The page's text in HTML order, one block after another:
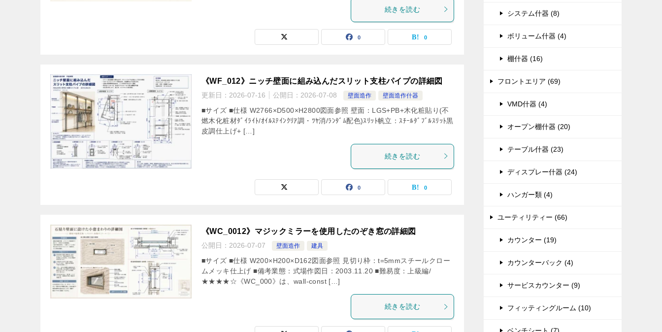
続きを読む
0 0
《WF_012》ニッチ壁面に組み込んだスリット支柱パイプの詳細図
更新日： 2026-07-16 公開日： 2026-07-08 壁面造作 壁面造作什器
■サイズ ■仕様 W2766×D500×H2800図面参照 壁面：LGS+PB+木化粧貼り(不
燃木化粧材ﾀﾞｲﾗｲﾄ/ｵｲﾙｽﾃｲﾝｸﾘｱ調・ﾂﾔ消/ﾗﾝﾀﾞﾑ配色)ｽﾘｯﾄ帆立：ｽﾁｰﾙﾀﾞﾌﾞﾙｽﾘｯﾄ黒
皮調仕上げ+ […]
続きを読む
0 0
《WC_0012》マジックミラーを使用したのぞき窓の詳細図
公開日： 2026-07-07 壁面造作 建具
■サイズ ■仕様 W200×H200×D162図面参照 見切り枠：t=5mmスチールクロー
ムメッキ仕上げ ■備考業態：式場作図日：2003.11.20 ■難易度：上級編/
★★★★☆《WC_000》は、wall-const […]
続きを読む
システム什器 (8)
ボリューム什器 (4)
棚什器 (16)
フロントエリア (69)
VMD什器 (4)
オープン棚什器 (20)
テーブル什器 (23)
ディスプレー什器 (24)
ハンガー類 (4)
ユーティリティー (66)
カウンター (19)
カウンターバック (4)
サービスカウンター (9)
フィッティングルーム (10)
ベンチシート (7)